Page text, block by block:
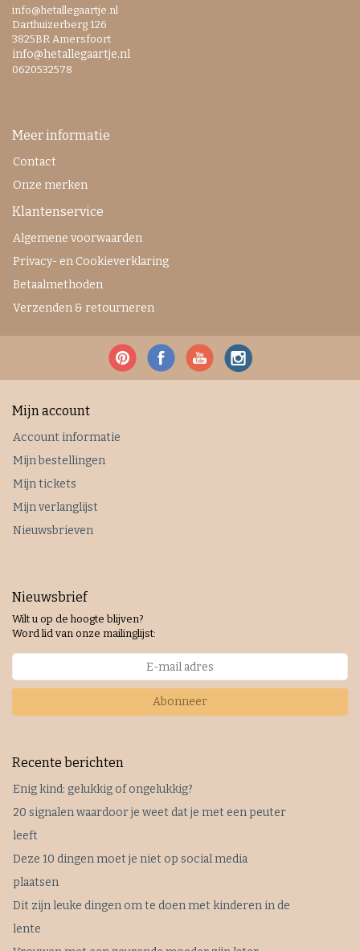
info@hetallegaartje.nl
Darthuizerberg 126
3825BR Amersfoort
info@hetallegaartje.nl
0620532578
Meer informatie
Contact
Onze merken
Klantenservice
Algemene voorwaarden
Privacy- en Cookieverklaring
Betaalmethoden
Verzenden & retourneren
Mijn account
Account informatie
Mijn bestellingen
Mijn tickets
Mijn verlanglijst
Nieuwsbrieven
Nieuwsbrief
Wilt u op de hoogte blijven?
Word lid van onze mailinglijst:
Abonneer
Recente berichten
Enig kind: gelukkig of ongelukkig?
20 signalen waardoor je weet dat je met een peuter
leeft
Deze 10 dingen moet je niet op social media
plaatsen
Dit zijn leuke dingen om te doen met kinderen in de
lente